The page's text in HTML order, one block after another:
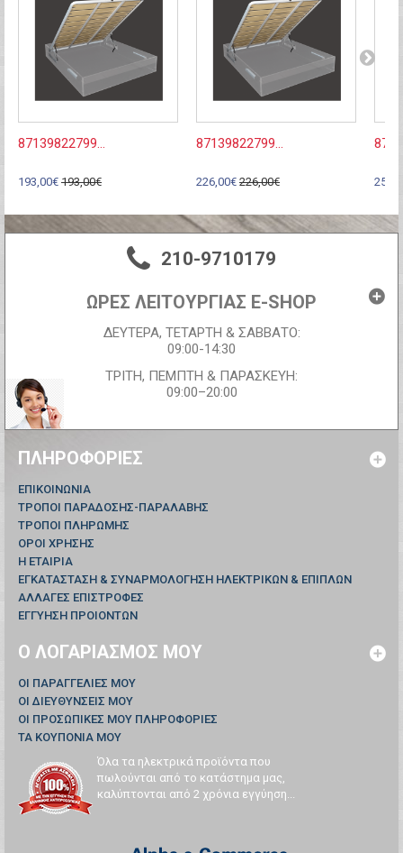
87139822799...
193,00€ 193,00€
87139822799...
226,00€ 226,00€
210-9710179
ΩΡΕΣ ΛΕΙΤΟΥΡΓΙΑΣ E-SHOP
ΔΕΥΤΕΡΑ, ΤΕΤΑΡΤΗ & ΣΑΒΒΑΤΟ:
09:00-14:30
ΤΡΙΤΗ, ΠΕΜΠΤΗ & ΠΑΡΑΣΚΕΥΗ:
09:00–20:00
ΠΛΗΡΟΦΟΡΊΕΣ
ΕΠΙΚΟΙΝΩΝΊΑ
ΤΡΟΠΟΙ ΠΑΡΑΔΟΣΗΣ-ΠΑΡΑΛΑΒΗΣ
ΤΡΟΠΟΙ ΠΛΗΡΩΜΗΣ
ΟΡΟΙ ΧΡΗΣΗΣ
Η ΕΤΑΙΡΙΑ
ΕΓΚΑΤΑΣΤΑΣΗ & ΣΥΝΑΡΜΟΛΟΓΗΣΗ ΗΛΕΚΤΡΙΚΩΝ & ΕΠΙΠΛΩΝ
ΑΛΛΑΓΕΣ ΕΠΙΣΤΡΟΦΕΣ
ΕΓΓΥΗΣΗ ΠΡΟΙΟΝΤΩΝ
Ο ΛΟΓΑΡΙΑΣΜΌΣ ΜΟΥ
ΟΙ ΠΑΡΑΓΓΕΛΊΕΣ ΜΟΥ
ΟΙ ΔΙΕΥΘΎΝΣΕΙΣ ΜΟΥ
ΟΙ ΠΡΟΣΩΠΙΚΈΣ ΜΟΥ ΠΛΗΡΟΦΟΡΊΕΣ
ΤΑ ΚΟΥΠΌΝΙΑ ΜΟΥ
Όλα τα ηλεκτρικά προϊόντα που
πωλούνται από το κατάστημα μας,
καλύπτονται από 2 χρόνια εγγύηση...